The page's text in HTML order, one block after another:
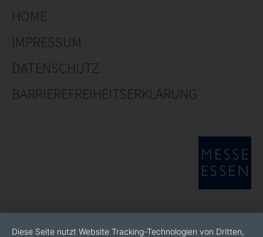
HOME
IMPRESSUM
DATENSCHUTZ
BARRIEREFREIHEITSERKLÄRUNG
Diese Seite nutzt Website Tracking-Technologien von Dritten,